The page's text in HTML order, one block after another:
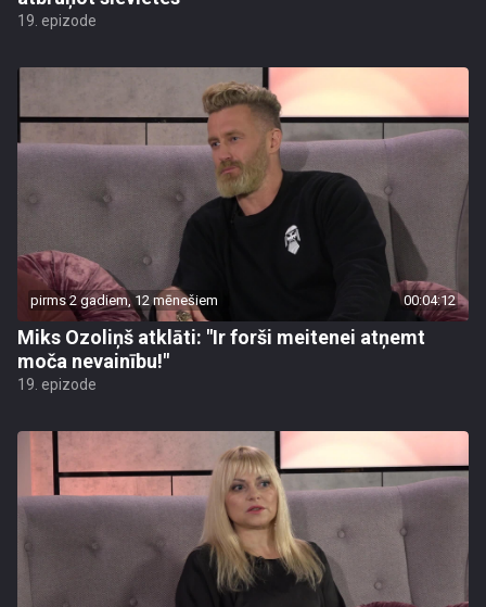
19. epizode
pirms 2 gadiem, 12 mēnešiem 00:04:12
Miks Ozoliņš atklāti: "Ir forši meitenei atņemt
moča nevainību!"
19. epizode